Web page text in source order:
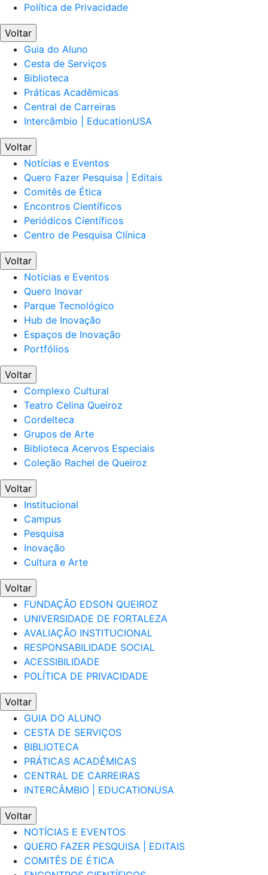
Política de Privacidade
Voltar
Guia do Aluno
Cesta de Serviços
Biblioteca
Práticas Acadêmicas
Central de Carreiras
Intercâmbio | EducationUSA
Voltar
Notícias e Eventos
Quero Fazer Pesquisa | Editais
Comitês de Ética
Encontros Científicos
Periódicos Científicos
Centro de Pesquisa Clínica
Voltar
Noticias e Eventos
Quero Inovar
Parque Tecnológico
Hub de Inovação
Espaços de Inovação
Portfólios
Voltar
Complexo Cultural
Teatro Celina Queiroz
Cordelteca
Grupos de Arte
Biblioteca Acervos Especiais
Coleção Rachel de Queiroz
Voltar
Institucional
Campus
Pesquisa
Inovação
Cultura e Arte
Voltar
FUNDAÇÃO EDSON QUEIROZ
UNIVERSIDADE DE FORTALEZA
AVALIAÇÃO INSTITUCIONAL
RESPONSABILIDADE SOCIAL
ACESSIBILIDADE
POLÍTICA DE PRIVACIDADE
Voltar
GUIA DO ALUNO
CESTA DE SERVIÇOS
BIBLIOTECA
PRÁTICAS ACADÊMICAS
CENTRAL DE CARREIRAS
INTERCÂMBIO | EDUCATIONUSA
Voltar
NOTÍCIAS E EVENTOS
QUERO FAZER PESQUISA | EDITAIS
COMITÊS DE ÉTICA